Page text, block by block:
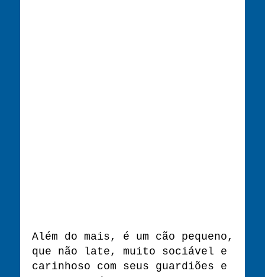
Além do mais, é um cão pequeno,
que não late, muito sociável e
carinhoso com seus guardiões e